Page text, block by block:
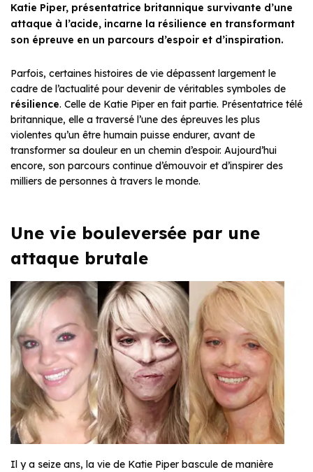
Katie Piper, présentatrice britannique survivante d’une
attaque à l’acide, incarne la résilience en transformant
son épreuve en un parcours d’espoir et d’inspiration.
Parfois, certaines histoires de vie dépassent largement le
cadre de l’actualité pour devenir de véritables symboles de
résilience. Celle de Katie Piper en fait partie. Présentatrice télé
britannique, elle a traversé l’une des épreuves les plus
violentes qu’un être humain puisse endurer, avant de
transformer sa douleur en un chemin d’espoir. Aujourd’hui
encore, son parcours continue d’émouvoir et d’inspirer des
milliers de personnes à travers le monde.
Une vie bouleversée par une
attaque brutale
Il y a seize ans, la vie de Katie Piper bascule de manière